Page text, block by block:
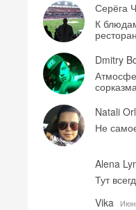
Серёга
К
Dmitry
Natali
Не
Alena
Тут
Vika